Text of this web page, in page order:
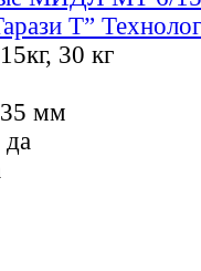
Т”
30 кг
мм
да